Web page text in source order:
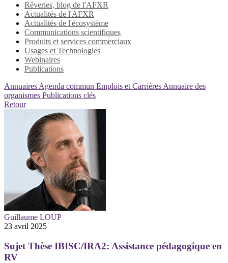
Rêveries, blog de l'AFXR
Actualités de l'AFXR
Actualités de l'écosystème
Communications scientifiques
Produits et services commerciaux
Usages et Technologies
Webinaires
Publications
Annuaires Agenda commun Emplois et Carrières Annuaire des
organismes Publications clés
Retour
Guillaume LOUP
23 avril 2025
Sujet Thèse IBISC/IRA2: Assistance pédagogique en
RV